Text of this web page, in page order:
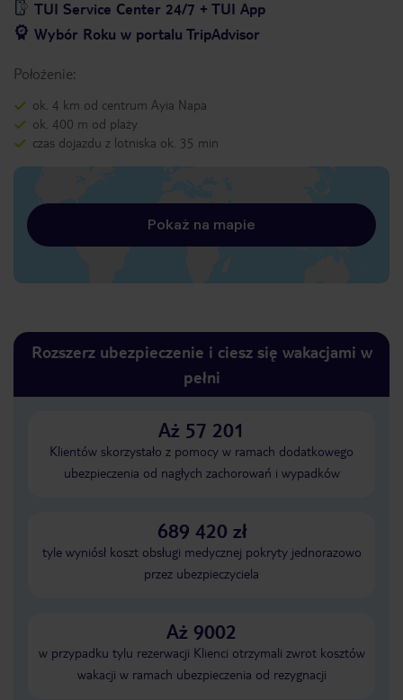
TUI Service Center 24/7 + TUI App
Wybór Roku w portalu TripAdvisor
Położenie:
ok. 4 km od centrum Ayia Napa
ok. 400 m od plaży
czas dojazdu z lotniska ok. 35 min
Pokaż na mapie
Rozszerz ubezpieczenie i ciesz się wakacjami w
pełni
Aż 57 201
Klientów skorzystało z pomocy w ramach dodatkowego
ubezpieczenia od nagłych zachorowań i wypadków
689 420 zł
tyle wyniósł koszt obsługi medycznej pokryty jednorazowo
przez ubezpieczyciela
Aż 9002
w przypadku tylu rezerwacji Klienci otrzymali zwrot kosztów
wakacji w ramach ubezpieczenia od rezygnacji